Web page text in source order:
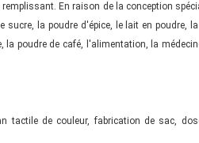
En raison de la conception
la poudre d'épice, le lait en poudre,
poudre de café, l'alimentation, la
tactile de couleur, fabrication de sac,